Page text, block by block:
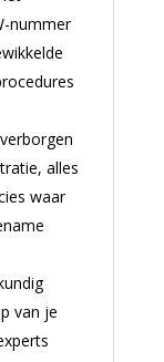
nummer
alles
waar
van je